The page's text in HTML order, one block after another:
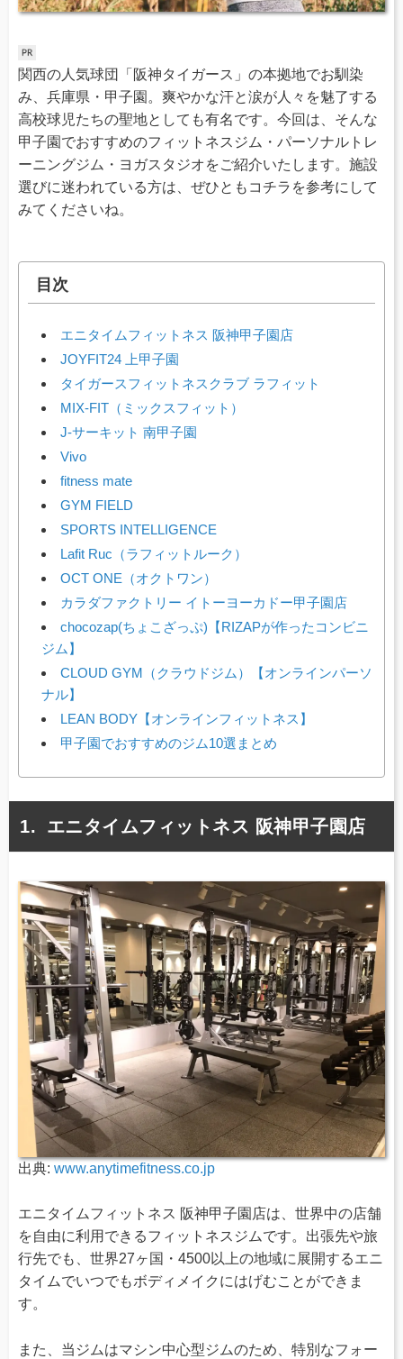
関西の人気球団「阪神タイガース」の本拠地でお馴染
み、兵庫県・甲子園。爽やかな汗と涙が人々を魅了する
高校球児たちの聖地としても有名です。今回は、そんな
甲子園でおすすめのフィットネスジム・パーソナルトレ
ーニングジム・ヨガスタジオをご紹介いたします。施設
選びに迷われている方は、ぜひともコチラを参考にして
みてくださいね。
目次
エニタイムフィットネス 阪神甲子園店
JOYFIT24 上甲子園
タイガースフィットネスクラブ ラフィット
MIX-FIT（ミックスフィット）
J-サーキット 南甲子園
Vivo
fitness mate
GYM FIELD
SPORTS INTELLIGENCE
Lafit Ruc（ラフィットルーク）
OCT ONE（オクトワン）
カラダファクトリー イトーヨーカドー甲子園店
chocozap(ちょこざっぷ)【RIZAPが作ったコンビニ
ジム】
CLOUD GYM（クラウドジム）【オンラインパーソ
ナル】
LEAN BODY【オンラインフィットネス】
甲子園でおすすめのジム10選まとめ
エニタイムフィットネス 阪神甲子園店
出典: www.anytimefitness.co.jp
エニタイムフィットネス 阪神甲子園店は、世界中の店舗
を自由に利用できるフィットネスジムです。出張先や旅
行先でも、世界27ヶ国・4500以上の地域に展開するエニ
タイムでいつでもボディメイクにはげむことができま
す。
また、当ジムはマシン中心型ジムのため、特別なフォー